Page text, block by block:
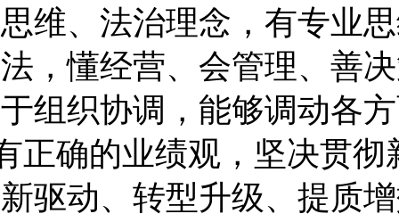
维、法治理念，有专业
，懂经营、会管理、善
组织协调，能够调动各
正确的业绩观，坚决贯彻
驱动、转型升级、提质